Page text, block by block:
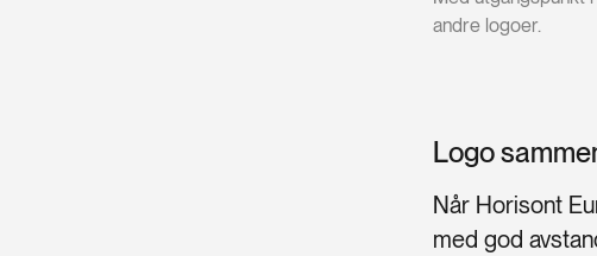
andre logoer.
Logo
Når Horisont
med god